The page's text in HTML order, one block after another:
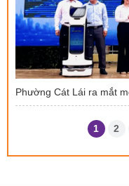
Phường Cát Lái ra mắt
1 2